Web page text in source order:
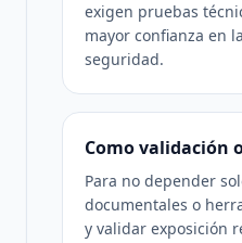
exigen pruebas
mayor confianza en
seguridad.
Como validación
Para no depender
documentales o
y validar exposición